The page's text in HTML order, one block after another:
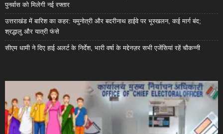
पुनर्वास को मिलेगी नई रफ्तार
उत्तराखंड में बारिश का कहर: यमुनोत्री और बदरीनाथ हाईवे पर भूस्खलन, कई मार्ग बंद;
श्रद्धालु और यात्री फंसे
सीएम धामी ने दिए हाई अलर्ट के निर्देश, भारी वर्षा के मद्देनज़र सभी एजेंसियां रहें चौकन्नी